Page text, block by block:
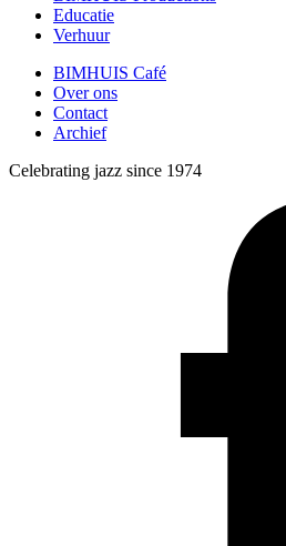
Educatie
Verhuur
BIMHUIS Café
Over ons
Contact
Archief
Celebrating jazz since 1974